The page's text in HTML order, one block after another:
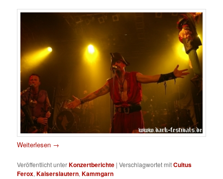
Weiterlesen →
Veröffentlicht unterKonzertberichte |Verschlagwortet mitCultus
Ferox,Kaiserslautern,Kammgarn